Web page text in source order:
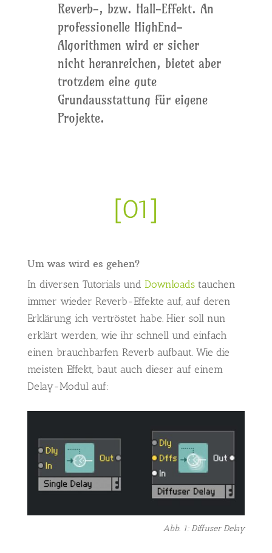
Reverb-, bzw. Hall-Effekt. An
professionelle HighEnd-
Algorithmen wird er sicher
nicht heranreichen, bietet aber
trotzdem eine gute
Grundausstattung für eigene
Projekte.
[01]
Um was wird es gehen?
In diversen Tutorials und Downloadstauchen
immer wieder Reverb-Effekte auf, auf deren
Erklärung ich vertröstet habe. Hier soll nun
erklärt werden, wie ihr schnell und einfach
einen brauchbarfen Reverb aufbaut. Wie die
meisten Effekt, baut auch dieser auf einem
Delay-Modul auf:
Abb. 1: Diffuser Delay